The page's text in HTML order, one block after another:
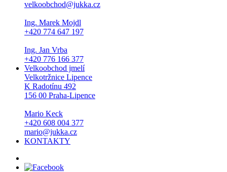
velkoobchod@jukka.cz
Ing. Marek Mojdl
+420 774 647 197
Ing. Jan Vrba
+420 776 166 377
Velkoobchod jmelí
Velkotržnice Lipence
K Radotínu 492
156 00 Praha-Lipence
Mario Keck
+420 608 004 377
mario@jukka.cz
KONTAKTY